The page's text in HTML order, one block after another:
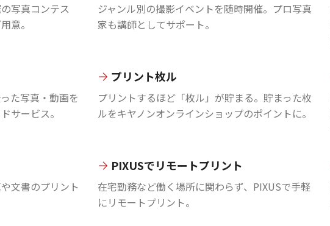
写真コンテス
意。
ジャンル別の撮影イベントを随時開催。プロ写真
家も講師としてサポート。
た写真・動画を
サービス。
プリント枚ル
プリントするほど「枚ル」が貯まる。貯まった枚
ルをキヤノンオンラインショップのポイントに。
文書のプリント
PIXUSでリモートプリント
在宅勤務など働く場所に関わらず、PIXUSで手軽
にリモートプリント。